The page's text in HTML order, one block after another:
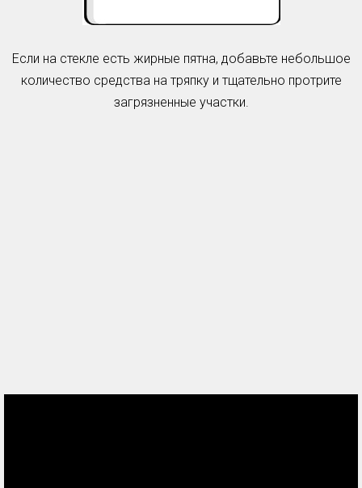
Если на стекле есть жирные пятна, добавьте небольшое
количество средства на тряпку и тщательно протрите
загрязненные участки.